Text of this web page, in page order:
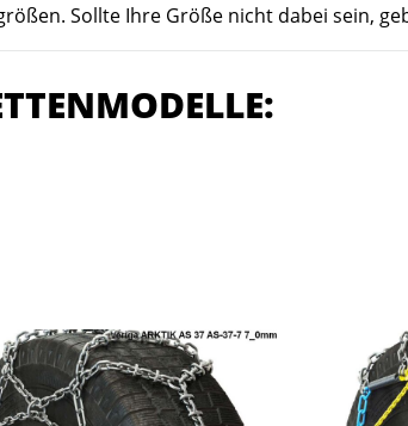
Sollte Ihre Größe nicht dabei sein,